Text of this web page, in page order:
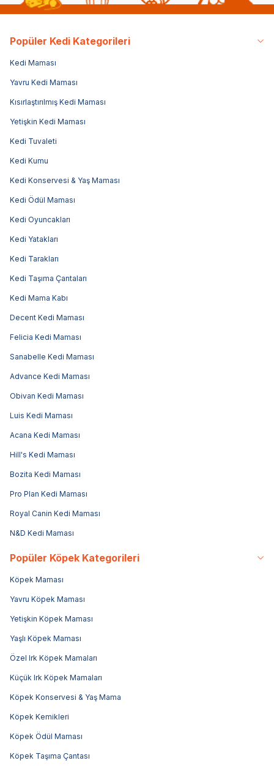
Popüler Kedi Kategorileri
Kedi Maması
Yavru Kedi Maması
Kısırlaştırılmış Kedi Maması
Yetişkin Kedi Maması
Kedi Tuvaleti
Kedi Kumu
Kedi Konservesi & Yaş Maması
Kedi Ödül Maması
Kedi Oyuncakları
Kedi Yatakları
Kedi Tarakları
Kedi Taşıma Çantaları
Kedi Mama Kabı
Decent Kedi Maması
Felicia Kedi Maması
Sanabelle Kedi Maması
Advance Kedi Maması
Obivan Kedi Maması
Luis Kedi Maması
Acana Kedi Maması
Hill's Kedi Maması
Bozita Kedi Maması
Pro Plan Kedi Maması
Royal Canin Kedi Maması
N&D Kedi Maması
Popüler Köpek Kategorileri
Köpek Maması
Yavru Köpek Maması
Yetişkin Köpek Maması
Yaşlı Köpek Maması
Özel Irk Köpek Mamaları
Küçük Irk Köpek Mamaları
Köpek Konservesi & Yaş Mama
Köpek Kemikleri
Köpek Ödül Maması
Köpek Taşıma Çantası